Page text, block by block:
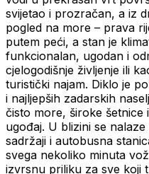
svijetao i prozračan, a iz
pogled na more – prava
putem peći, a stan je
funkcionalan, ugodan i
cjelogodišnje življenje ili
turistički najam. Diklo je
i najljepših zadarskih
čisto more, široke šetnice
ugođaj. U blizini se
sadržaji i autobusna
svega nekoliko minuta
izvrsnu priliku za sve koji